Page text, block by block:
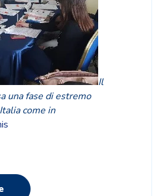
Il
una fase di estremo
come in